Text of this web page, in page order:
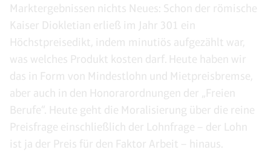
Marktergebnissen nichts Neues: Schon der römische
Kaiser Diokletian erließ im Jahr 301 ein
Höchstpreisedikt, indem minutiös aufgezählt war,
was welches Produkt kosten darf. Heute haben wir
das in Form von Mindestlohn und Mietpreisbremse,
aber auch in den Honorarordnungen der „Freien
Berufe“. Heute geht die Moralisierung über die reine
Preisfrage einschließlich der Lohnfrage – der Lohn
ist ja der Preis für den Faktor Arbeit – hinaus.